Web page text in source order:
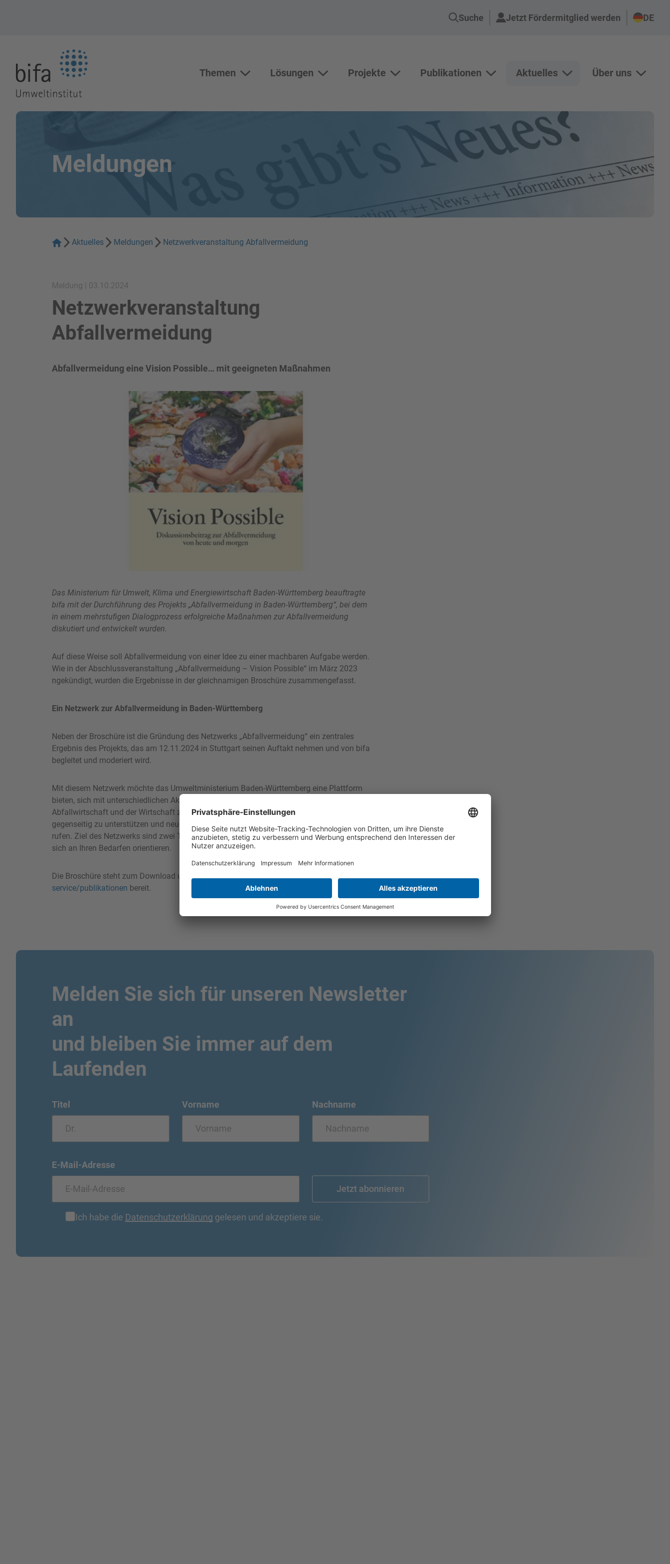
Suche Jetzt Fördermitglied werden DE
Themen
Themen Lösungen
Lösungen Unterseiten von Projekte anzeigen
Projekte Unterseiten von Publikationen anzeigen
Publikationen Unterseiten von Aktuelles
Aktuelles Über uns
Meldungen
Aktuelles Meldungen Netzwerkveranstaltung Abfallvermeidung
Meldung | 03.10.2024
Netzwerkveranstaltung
Abfallvermeidung
Abfallvermeidung eine Vision Possible… mit geeigneten Maßnahmen
Bild in Lightbox zeigen
Das Ministerium für Umwelt, Klima und Energiewirtschaft Baden-Württemberg beauftragte
bifa mit der Durchführung des Projekts „Abfallvermeidung in Baden-Württemberg“, bei dem
in einem mehrstufigen Dialogprozess erfolgreiche Maßnahmen zur Abfallvermeidung
diskutiert und entwickelt wurden.
Auf diese Weise soll Abfallvermeidung von einer Idee zu einer machbaren Aufgabe werden.
Wie in der Abschlussveranstaltung „Abfallvermeidung – Vision Possible“ im März 2023
ngekündigt, wurden die Ergebnisse in der gleichnamigen Broschüre zusammengefasst.
Ein Netzwerk zur Abfallvermeidung in Baden-Württemberg
Neben der Broschüre ist die Gründung des Netzwerks „Abfallvermeidung“ ein zentrales
Ergebnis des Projekts, das am 12.11.2024 in Stuttgart seinen Auftakt nehmen und von bifa
begleitet und moderiert wird.
Mit diesem Netzwerk möchte das Umweltministerium Baden-Württemberg eine Plattform
bieten, sich mit unterschiedlichen Akteurinnen und Akteuren aus der kommunalen
Abfallwirtschaft und der Wirtschaft zum Thema Abfallvermeidung auszutauschen, sich
gegenseitig zu unterstützen und neue Möglichkeiten zur Zusammenarbeit ins Leben zu
rufen. Ziel des Netzwerks sind zwei Treffen pro Jahr, um sich mit Themen zu befassen, die
sich an Ihren Bedarfen orientieren.
Die Broschüre steht zum Download unter
service/publikationen bereit.
Melden Sie sich für unseren Newsletter
an
und bleiben Sie immer auf dem
Laufenden
Titel Vorname Nachname
E-Mail-Adresse
Ich habe die Datenschutzerklärung gelesen und akzeptiere sie.
Jetzt abonnieren